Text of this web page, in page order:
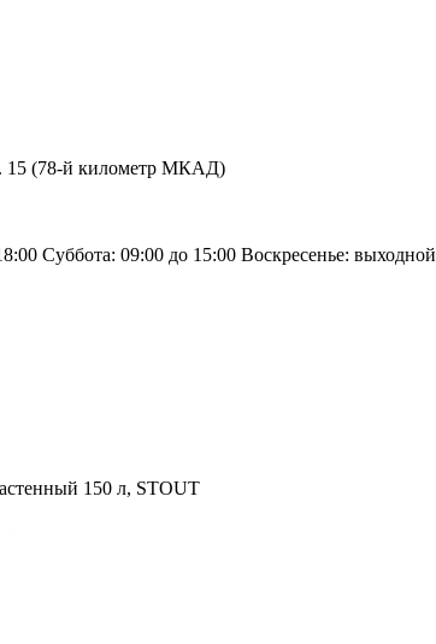
15 (78-й километр МКАД)
Суббота: 09:00 до 15:00 Воскресенье: выходной
150 л, STOUT